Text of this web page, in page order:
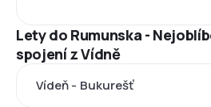
Lety do Rumunska -
spojení z Vídně
Vídeň - Bukurešť